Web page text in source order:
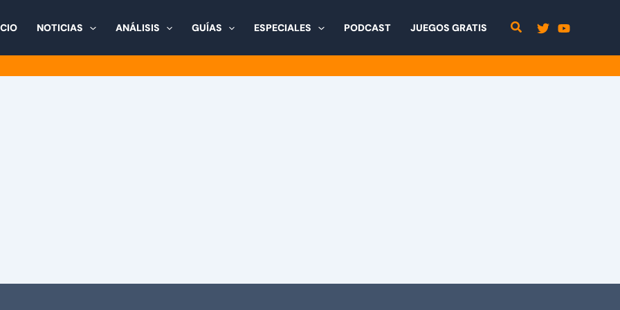
NOTICIAS ANÁLISIS GUÍAS ESPECIALES PODCAST JUEGOS GRATIS